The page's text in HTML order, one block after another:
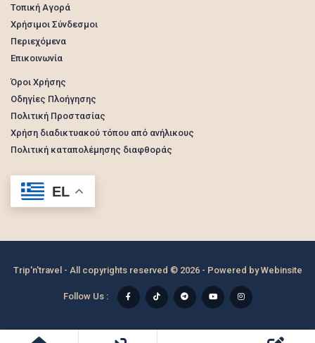
Τοπική Αγορά
Χρήσιμοι Σύνδεσμοι
Περιεχόμενα
Επικοινωνία
Όροι Χρήσης
Οδηγίες Πλοήγησης
Πολιτική Προστασίας
Χρήση διαδικτυακού τόπου από ανήλικους
Πολιτική καταπολέμησης διαφθοράς
EL
Trip'n'travel - All copyrights reserved © 2026 - Powered byWebinsite
Follow Us :